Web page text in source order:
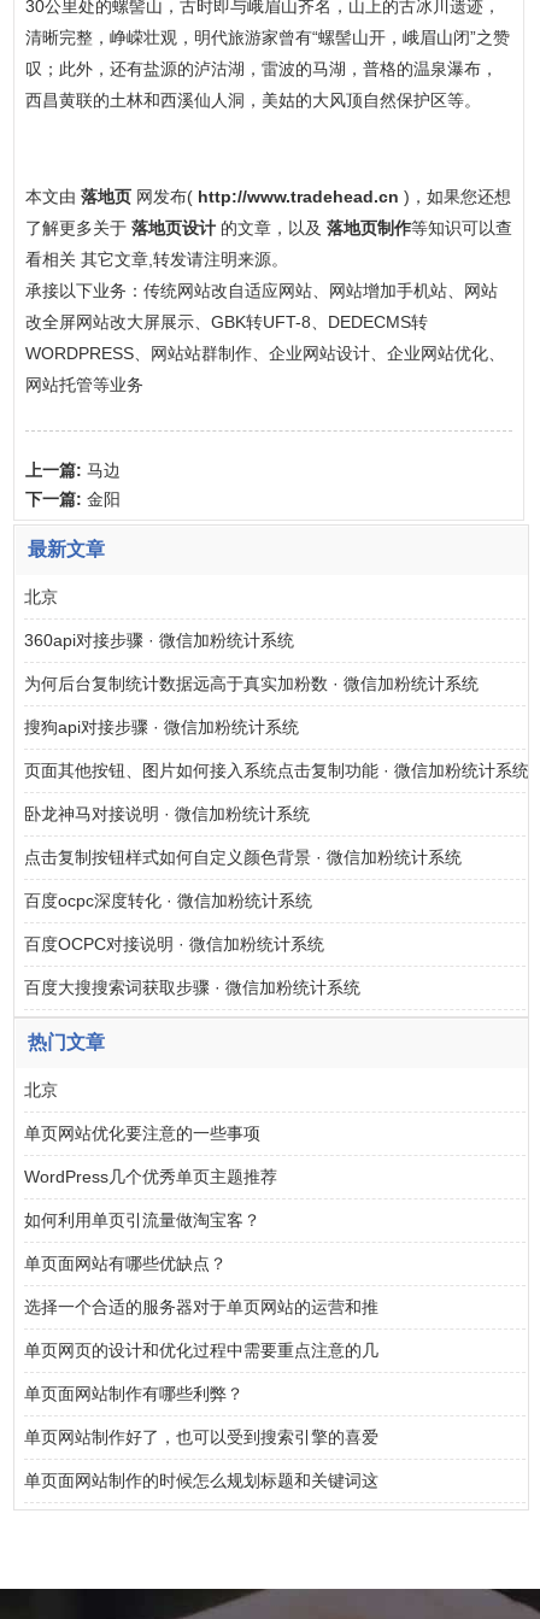
30公里处的螺髻山，古时即与峨眉山齐名，山上的古冰川遗迹，
清晰完整，峥嵘壮观，明代旅游家曾有“螺髻山开，峨眉山闭”之赞
叹；此外，还有盐源的泸沽湖，雷波的马湖，普格的温泉瀑布，
西昌黄联的土林和西溪仙人洞，美姑的大风顶自然保护区等。
本文由 落地页 网发布( http://www.tradehead.cn )，如果您还想
了解更多关于 落地页设计 的文章，以及 落地页制作等知识可以查
看相关 其它文章,转发请注明来源。
承接以下业务：传统网站改自适应网站、网站增加手机站、网站
改全屏网站改大屏展示、GBK转UFT-8、DEDECMS转
WORDPRESS、网站站群制作、企业网站设计、企业网站优化、
网站托管等业务
上一篇: 马边
下一篇: 金阳
最新文章
北京
360api对接步骤 · 微信加粉统计系统
为何后台复制统计数据远高于真实加粉数 · 微信加粉统计系统
搜狗api对接步骤 · 微信加粉统计系统
页面其他按钮、图片如何接入系统点击复制功能 · 微信加粉统计系统
卧龙神马对接说明 · 微信加粉统计系统
点击复制按钮样式如何自定义颜色背景 · 微信加粉统计系统
百度ocpc深度转化 · 微信加粉统计系统
百度OCPC对接说明 · 微信加粉统计系统
百度大搜搜索词获取步骤 · 微信加粉统计系统
热门文章
北京
单页网站优化要注意的一些事项
WordPress几个优秀单页主题推荐
如何利用单页引流量做淘宝客？
单页面网站有哪些优缺点？
选择一个合适的服务器对于单页网站的运营和推
单页网页的设计和优化过程中需要重点注意的几
单页面网站制作有哪些利弊？
单页网站制作好了，也可以受到搜索引擎的喜爱
单页面网站制作的时候怎么规划标题和关键词这